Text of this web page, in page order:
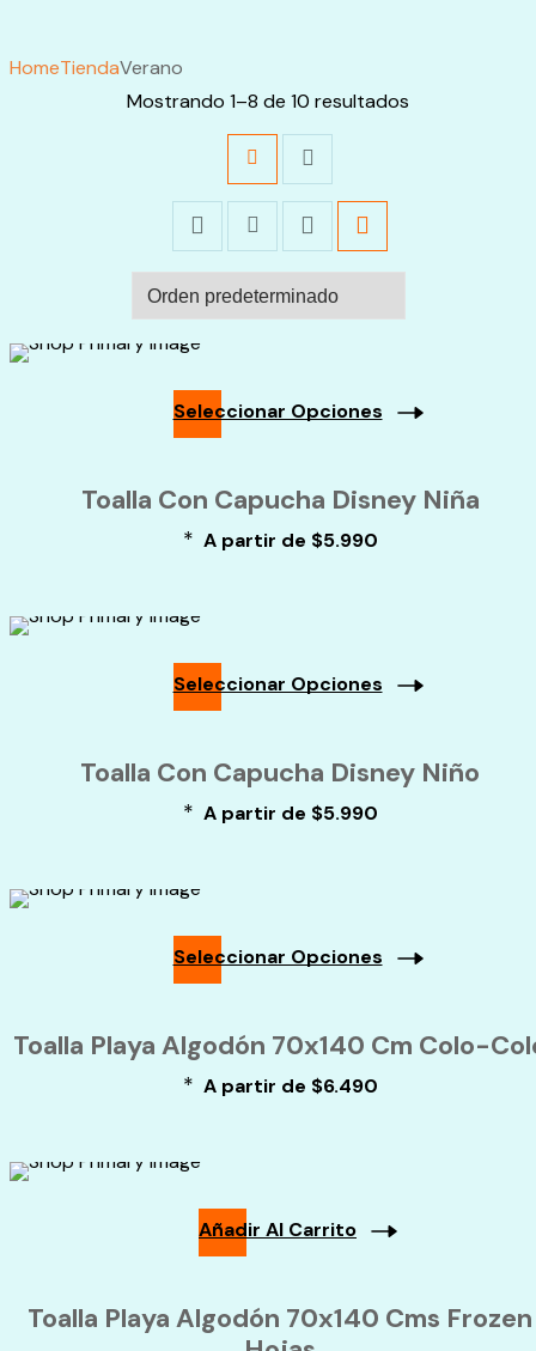
HomeTiendaVerano
Mostrando 1–8 de 10 resultados
Seleccionar Opciones
tiene
variantes.
elegir
en
de
producto
Toalla Con Capucha Disney Niña
* A partir de $5.990
Seleccionar Opciones
tiene
variantes.
elegir
en
de
producto
Toalla Con Capucha Disney Niño
* A partir de $5.990
Seleccionar Opciones
tiene
variantes.
elegir
en
de
producto
Toalla Playa Algodón 70x140 Cm Colo-
* A partir de $6.490
Añadir Al Carrito
Toalla Playa Algodón 70x140 Cms Frozen